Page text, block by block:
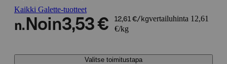
Kaikki Galette-tuotteet
n. Noin3,53 € 12,61 €/kgvertailuhinta 12,61
€/kg
Valitse toimitustapa